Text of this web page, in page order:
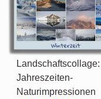
Landschaftscollage:
Jahreszeiten-
Naturimpressionen